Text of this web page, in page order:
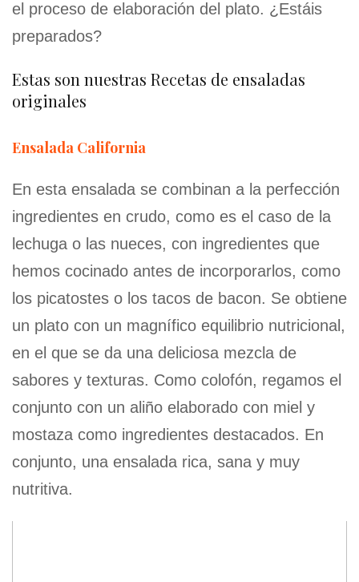
el proceso de elaboración del plato. ¿Estáis
preparados?
Estas son nuestras Recetas de ensaladas
originales
Ensalada California
En esta ensalada se combinan a la perfección
ingredientes en crudo, como es el caso de la
lechuga o las nueces, con ingredientes que
hemos cocinado antes de incorporarlos, como
los picatostes o los tacos de bacon. Se obtiene
un plato con un magnífico equilibrio nutricional,
en el que se da una deliciosa mezcla de
sabores y texturas. Como colofón, regamos el
conjunto con un aliño elaborado con miel y
mostaza como ingredientes destacados. En
conjunto, una ensalada rica, sana y muy
nutritiva.